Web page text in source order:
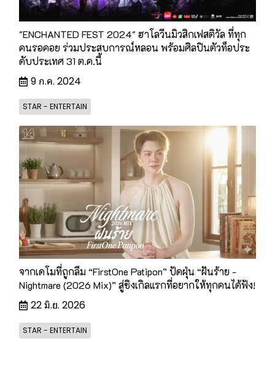
"ENCHANTED FEST 2024" ฮาโลวีนมิวสิกเฟสติวัล ที่ทุก
คนรอคอย ร่วมประสบการณ์หลอน พร้อมศิลปินตัวท็อประ
ดับประเทศ 31 ต.ค.นี้
9 ก.ค. 2024
STAR - ENTERTAIN
จากเดโมที่ถูกลืม “FirstOne Patipon” ปัดฝุ่น “ฝันร้าย -
Nightmare (2026 Mix)” สู่ซิงเกิลแรกที่อยากให้ทุกคนได้ฟัง!
22 มิ.ย. 2026
STAR - ENTERTAIN